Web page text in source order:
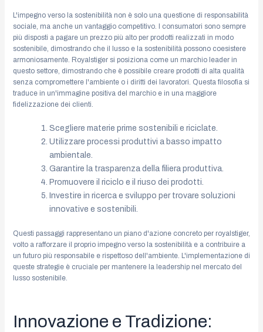
L'impegno verso la sostenibilità non è solo una questione di responsabilità
sociale, ma anche un vantaggio competitivo. I consumatori sono sempre
più disposti a pagare un prezzo più alto per prodotti realizzati in modo
sostenibile, dimostrando che il lusso e la sostenibilità possono coesistere
armoniosamente. Royalstiger si posiziona come un marchio leader in
questo settore, dimostrando che è possibile creare prodotti di alta qualità
senza compromettere l'ambiente o i diritti dei lavoratori. Questa filosofia si
traduce in un'immagine positiva del marchio e in una maggiore
fidelizzazione dei clienti.
Scegliere materie prime sostenibili e riciclate.
Utilizzare processi produttivi a basso impatto
ambientale.
Garantire la trasparenza della filiera produttiva.
Promuovere il riciclo e il riuso dei prodotti.
Investire in ricerca e sviluppo per trovare soluzioni
innovative e sostenibili.
Questi passaggi rappresentano un piano d'azione concreto per royalstiger,
volto a rafforzare il proprio impegno verso la sostenibilità e a contribuire a
un futuro più responsabile e rispettoso dell'ambiente. L'implementazione di
queste strategie è cruciale per mantenere la leadership nel mercato del
lusso sostenibile.
Innovazione e Tradizione: